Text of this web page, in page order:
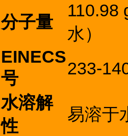
分子量
110.98
水）
EINECS
号
233-
水溶解
性
易溶于